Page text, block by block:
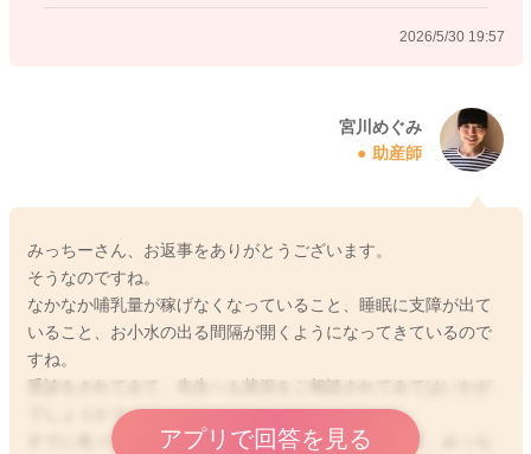
2026/5/30 19:57
宮川めぐみ
助産師
みっちーさん、お返事をありがとうございます。
そうなのですね。
なかなか哺乳量が稼げなくなっていること、睡眠に支障が出て
いること、お小水の出る間隔が開くようになってきているので
すね。
受診をされてみて、先生へも状況をご相談されてみてはいかが
でしょうか？
すでに色々なことを実践されている状況でもあります。みっち
アプリで回答を見る